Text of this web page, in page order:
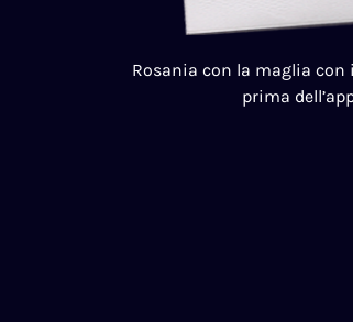
Rosania con la maglia
prima